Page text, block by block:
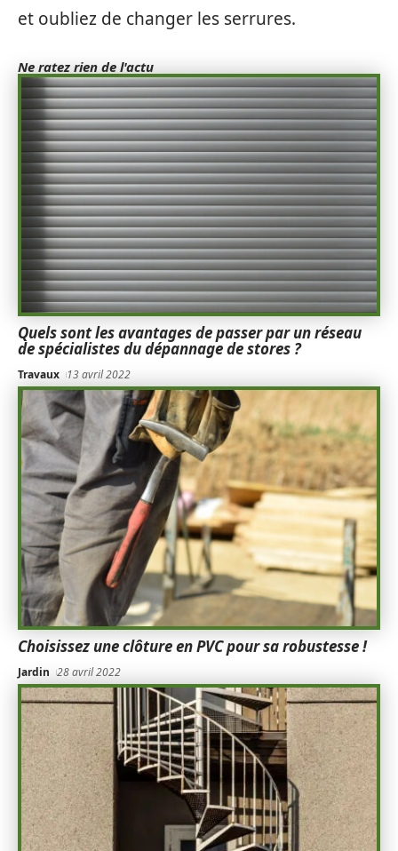
et oubliez de changer les serrures.
Ne ratez rien de l'actu
Quels sont les avantages de passer par un réseau
de spécialistes du dépannage de stores ?
Travaux 13 avril 2022
Choisissez une clôture en PVC pour sa robustesse !
Jardin 28 avril 2022